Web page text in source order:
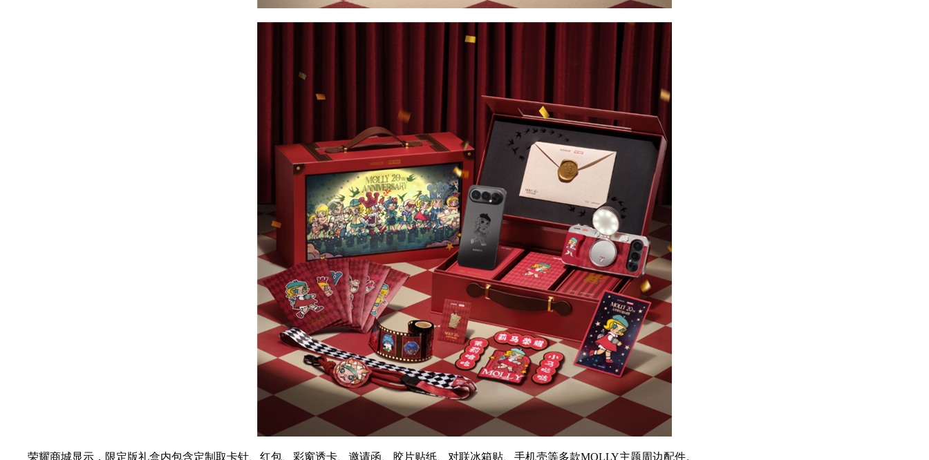
荣耀商城显示，限定版礼盒内包含定制取卡针、红包、彩窗透卡、邀请函、胶片贴纸、对联冰箱贴、手机壳等多款MOLLY主题周边配件。